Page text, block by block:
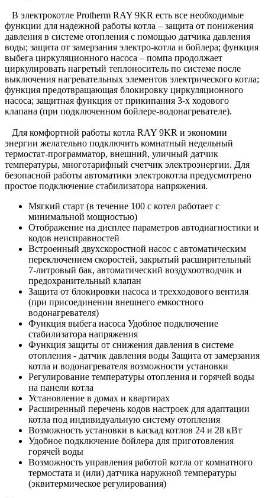
В электрокотле Protherm RAY 9KR есть все необходимые
функции для надежной работы котла – защита от понижения
давления в системе отопления с помощью датчика давления
воды; защита от замерзания электро-котла и бойлера; функция
выбега циркуляционного насоса – помпа продолжает
циркулировать нагретый теплоноситель по системе после
выключения нагревательных элементов электрического котла;
функция предотвращающая блокировку циркуляционного
насоса; защитная функция от прикипания 3-х ходового
клапана (при подключенном бойлере-водонагревателе).
Для комфортной работы котла RAY 9KR и экономии
энергии желательно подключить комнатный недельный
термостат-программатор, внешний, уличный датчик
температуры, многотарифный счетчик электроэнергии. Для
безопасной работы автоматики электрокотла предусмотрено
простое подключение стабилизатора напряжения.
Мягкий старт (в течение 100 с котел работает с
минимальной мощностью)
Отображение на дисплее параметров автодиагностики и
кодов неисправностей
Встроенный двухскоростной насос с автоматическим
переключением скоростей, закрытый расширительный
7-литровый бак, автоматический воздухоотводчик и
предохранительный клапан
Защита от блокировки насоса и трехходового вентиля
(при присоединении внешнего емкостного
водонагревателя)
Функция выбега насоса Удобное подключение
стабилизатора напряжения
Функция защиты от снижения давления в системе
отопления - датчик давления воды Защита от замерзания
котла и водонагревателя возможности установки
Регулирование температуры отопления и горячей воды
на панели котла
Установление в домах и квартирах
Расширенный перечень кодов настроек для адаптации
котла под индивидуальную систему отопления
Возможность установки в каскад котлов 24 и 28 кВт
Удобное подключение бойлера для приготовления
горячей воды
Возможность управления работой котла от комнатного
термостата и (или) датчика наружной температуры
(эквитермическое регулирования)